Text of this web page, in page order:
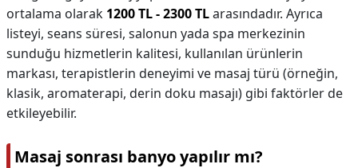
ortalama olarak 1200 TL - 2300 TLarasındadır. Ayrıca
listeyi, seans süresi, salonun yada spa merkezinin
sunduğu hizmetlerin kalitesi, kullanılan ürünlerin
markası, terapistlerin deneyimi ve masaj türü (örneğin,
klasik, aromaterapi, derin doku masajı) gibi faktörler de
etkileyebilir.
Masaj sonrası banyo yapılır mı?